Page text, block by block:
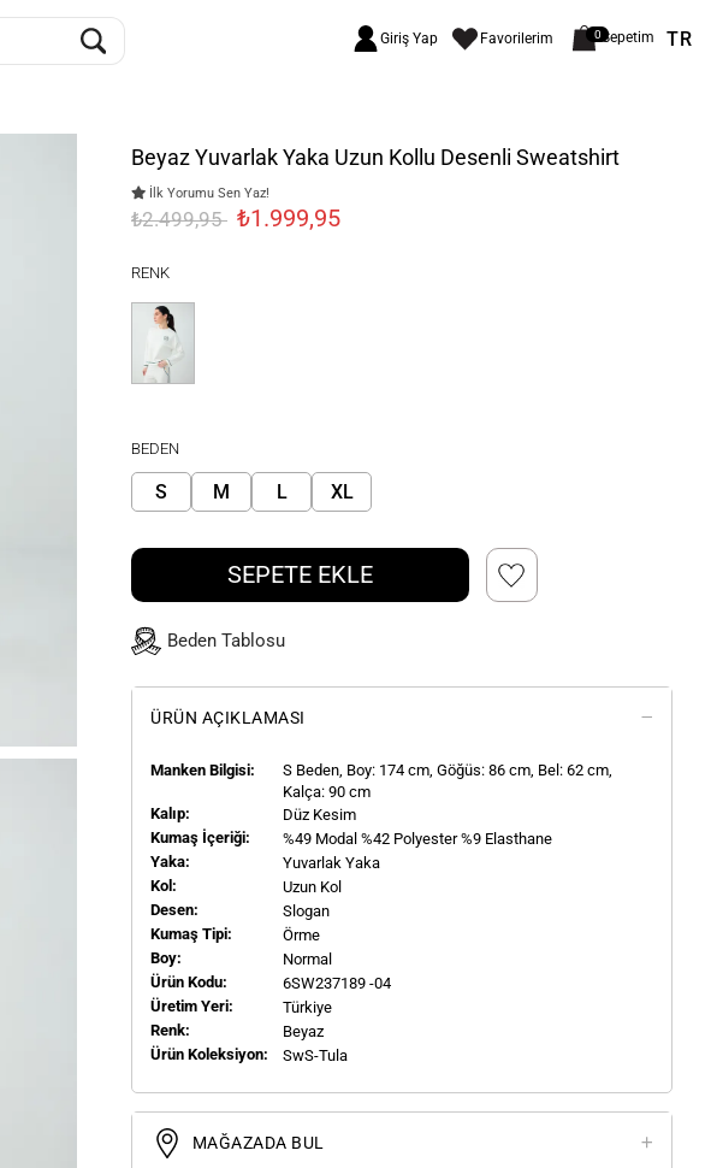
Giriş Yap Favorilerim 0Sepetim TR
Beyaz Yuvarlak Yaka Uzun Kollu Desenli Sweatshirt
İlk Yorumu Sen Yaz!
₺2.499,95 ₺1.999,95
RENK
BEDEN
S M L XL
SEPETE EKLE
Beden Tablosu
ÜRÜN AÇIKLAMASI
Manken Bilgisi: S Beden, Boy: 174 cm, Göğüs: 86 cm, Bel: 62 cm,
Kalça: 90 cm
Kalıp:
Düz Kesim
Kumaş İçeriği:
%49 Modal %42 Polyester %9 Elasthane
Yaka:
Yuvarlak Yaka
Kol:
Uzun Kol
Desen:
Slogan
Kumaş Tipi:
Örme
Boy:
Normal
Ürün Kodu:
6SW237189 -04
Üretim Yeri:
Türkiye
Renk:
Beyaz
Ürün Koleksiyon:
SwS-Tula
MAĞAZADA BUL